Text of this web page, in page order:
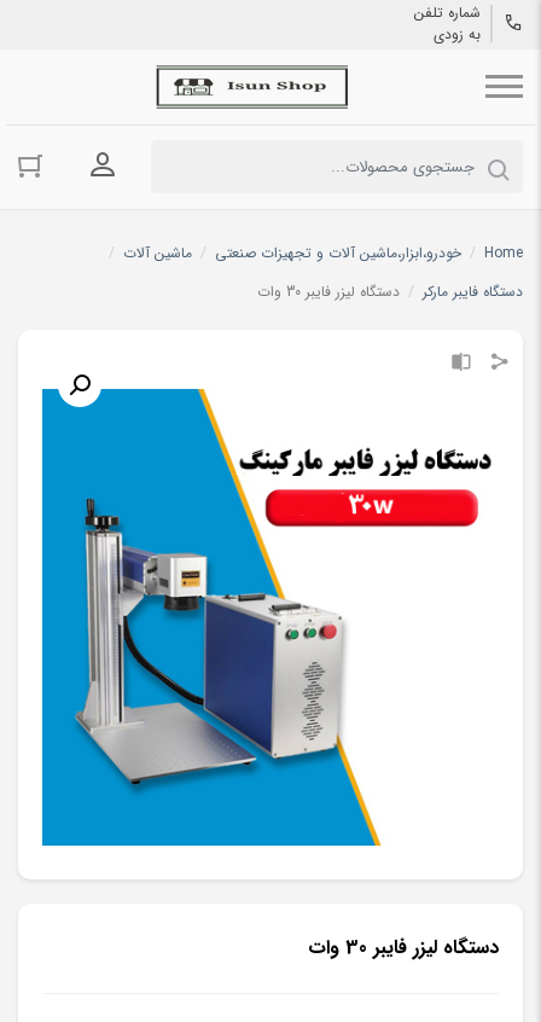
شماره تلفن
به زودی
ورود به
Home
/ خودرو،ابزار،ماشین آلات و تجهیزات صنعتی / ماشین آلات /
دستگاه فایبر مارکر / دستگاه لیزر فایبر 30 وات
دستگاه لیزر فایبر 30 وات